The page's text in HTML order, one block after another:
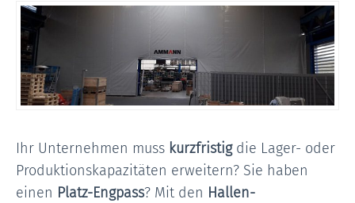
Ihr Unternehmen muss kurzfristigdie Lager- oder
Produktionskapazitäten erweitern? Sie haben
einen Platz-Engpass? Mit den Hallen-